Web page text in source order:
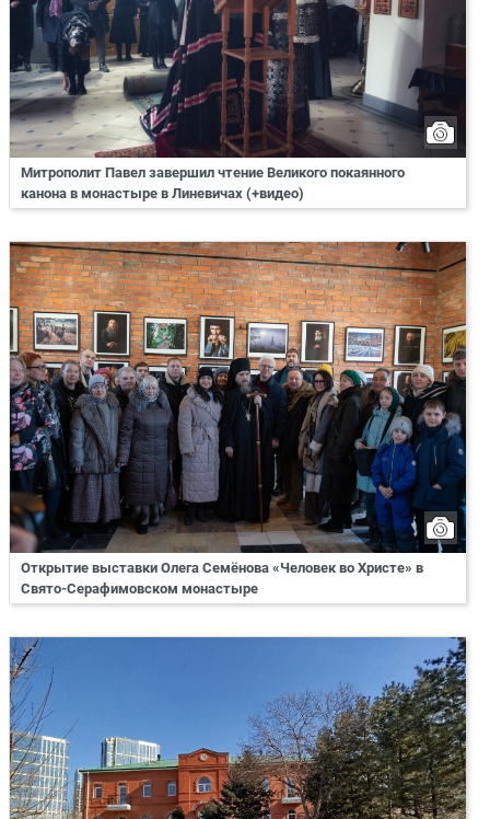
Митрополит Павел завершил чтение Великого покаянного
канона в монастыре в Линевичах (+видео)
Открытие выставки Олега Семёнова «Человек во Христе» в
Свято-Серафимовском монастыре